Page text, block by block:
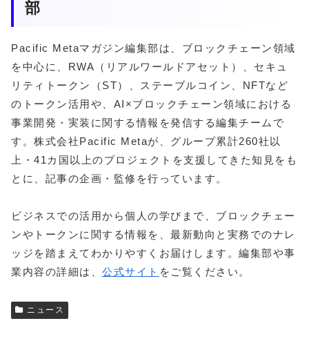
部
Pacific Metaマガジン編集部は、ブロックチェーン領域
を中心に、RWA（リアルワールドアセット）、セキュ
リティトークン（ST）、ステーブルコイン、NFTなど
のトークン活用や、AI×ブロックチェーン領域における
事業開発・実装に関する情報を発信する編集チームで
す。株式会社Pacific Metaが、グループ累計260社以
上・41カ国以上のプロジェクトを支援してきた知見をも
とに、記事の企画・監修を行っています。
ビジネスでの活用から個人の学びまで、ブロックチェー
ンやトークンに関する情報を、最新動向と実務でのナレ
ッジを踏まえてわかりやすくお届けします。編集部や事
業内容の詳細は、 公式サイト をご覧ください。
ニュース